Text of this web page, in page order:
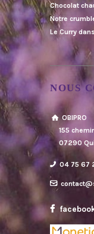
Chocolat
Notre
Le Curry
NOUS
OBIPRO
155
07290
04 75 67